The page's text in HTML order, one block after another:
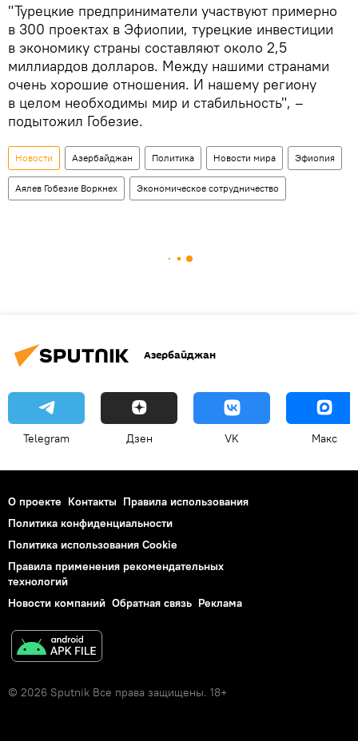
"Турецкие предприниматели участвуют примерно
в 300 проектах в Эфиопии, турецкие инвестиции
в экономику страны составляют около 2,5
миллиардов долларов. Между нашими странами
очень хорошие отношения. И нашему региону
в целом необходимы мир и стабильность", –
подытожил Гобезие.
Новости Азербайджан Политика Новости мира Эфиопия
Аялев Гобезие Воркнех Экономическое сотрудничество
Азербайджан
Telegram Дзен VK Макс
О проекте Контакты Правила использования
Политика конфиденциальности
Политика использования Cookie
Правила применения рекомендательных
технологий
Новости компаний Обратная связь Реклама
© 2026 Sputnik Все права защищены. 18+